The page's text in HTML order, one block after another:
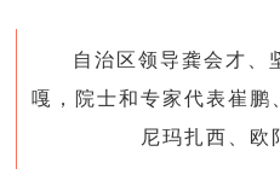
自治区领导龚会才、
嘎，院士和专家代表崔鹏
尼玛扎西、欧